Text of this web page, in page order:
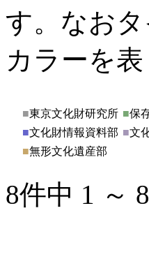
す。なお
カラーを表
■東京文化財研究所 ■保
■文化財情報資料部 ■文
■無形文化遺産部
8件中 1 ～ 8